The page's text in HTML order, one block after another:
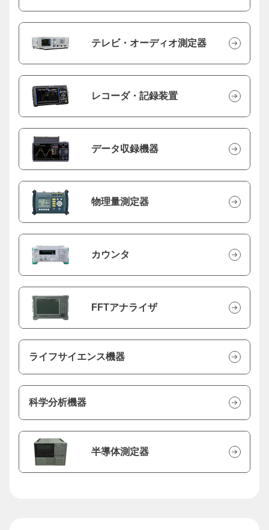
テレビ・オーディオ測定器
レコーダ・記録装置
データ収録機器
物理量測定器
カウンタ
FFTアナライザ
ライフサイエンス機器
科学分析機器
半導体測定器